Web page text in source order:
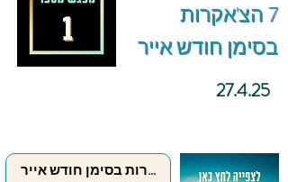
7 הצ'אקרות
בסימן חודש אייר
27.4.25
ריפוי 7 הצ'אקרות בסימן חודש אייר